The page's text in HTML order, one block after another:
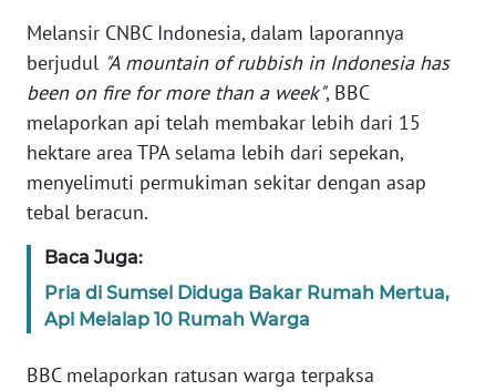
Melansir CNBC Indonesia, dalam laporannya
berjudul "A mountain of rubbish in Indonesia has
been on fire for more than a week", BBC
melaporkan api telah membakar lebih dari 15
hektare area TPA selama lebih dari sepekan,
menyelimuti permukiman sekitar dengan asap
tebal beracun.
Baca Juga:
Pria di Sumsel Diduga Bakar Rumah Mertua,
Api Melalap 10 Rumah Warga
BBC melaporkan ratusan warga terpaksa
KONTAK
KAMI
INFO
IKLAN
TENTANG
KAMI
PEDOMAN
MEDIA